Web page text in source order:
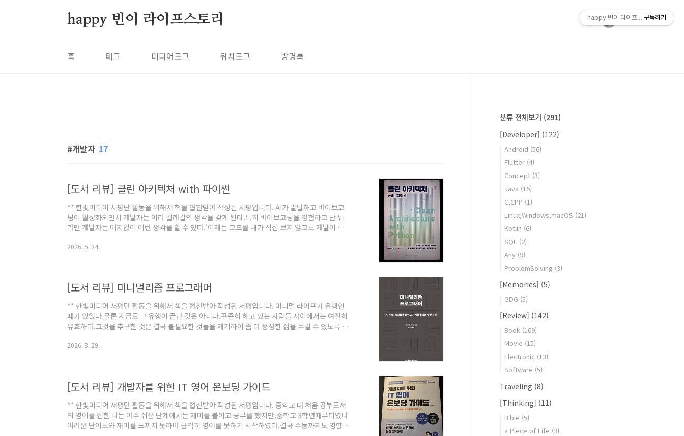
happy 빈이 라이프스토리
홈 태그 미디어로그 위치로그 방명록
개발자 17
[도서 리뷰] 클린 아키텍처 with 파이썬
** 한빛미디어 서평단 활동을 위해서 책을 협찬받아 작성된 서평입니다. AI가 발달하고 바이브코
딩이 활성화되면서 개발자는 여러 갈래길의 생각을 갖게 된다.특히 바이브코딩을 경험하고 난 뒤
라면 개발자는 여지없이 이런 생각을 할 수 있다.'이제는 코드를 내가 직접 보지 않고도 개발이 가
모른다.사실 실제 코드를 내가 볼 일이 없다면 그 코드의 프레임이 그렇게 중요한가 하는 생각도 할
2026. 5. 24.
[도서 리뷰] 미니멀리즘 프로그래머
** 한빛미디어 서평단 활동을 위해서 책을 협찬받아 작성된 서평입니다. 미니멀 라이프가 유행인
때가 있었다.물론 지금도 그 유행이 끝난 것은 아니다.꾸준히 하고 있는 사람들 사이에서는 여전히
유효하다.그것을 추구한 것은 결국 불필요한 것들을 제거하여 좀 더 풍성한 삶을 누릴 수 있도록 하
이 많기 때문이다. 프로그래밍을 하는 것도 마찬가지이다.이것이 좋다고 생각해서 버리지 못하고,
2026. 3. 29.
[도서 리뷰] 개발자를 위한 IT 영어 온보딩 가이드
** 한빛미디어 서평단 활동을 위해서 책을 협찬받아 작성된 서평입니다. 중학교 때 처음 공부로서
의 영어를 접한 나는 아주 쉬운 단계에서는 재미를 붙이고 공부를 했지만,중학교 3학년때부터였나
어려운 난이도와 재미를 느끼지 못하며 급격히 영어를 못하기 시작하였다.결국 수능까지도 영향을
분류 전체보기 (291)
[Developer] (122)
Android (56)
Flutter (4)
Concept (3)
Java (16)
C,CPP (1)
Linux,Windows,macOS (21)
Kotlin (6)
SQL (2)
Any (9)
ProblemSolving (3)
[Memories] (5)
GDG (5)
[Review] (142)
Book (109)
Movie (15)
Electronic (13)
Software (5)
Traveling (8)
[Thinking] (11)
Bible (5)
a Piece of Life (3)
happy 빈이 라이프스토리구독하기